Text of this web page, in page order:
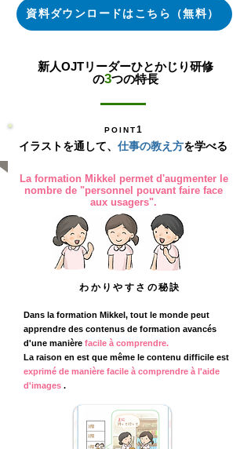
資料ダウンロードはこちら（無料）
新人OJTリーダーひとかじり研修
の3つの特長
POINT1
イラストを通して、 仕事の教え方を学べる
La formation Mikkel permet d'augmenter le
nombre de "personnel pouvant faire face
aux usagers".
わかりやすさの秘訣
Dans la formation Mikkel, tout le monde peut
apprendre des contenus de formation avancés
d'une manière facile à comprendre.
La raison en est que même le contenu difficile est
exprimé de manière facile à comprendre à l'aide
d'images .